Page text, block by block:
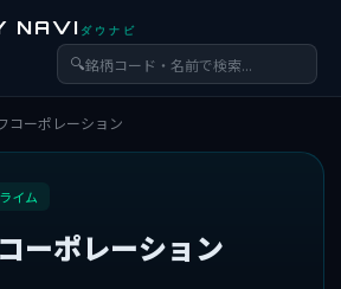
NAVI ダウナビ
🔍
コーポレーション
イム
ーポレーション